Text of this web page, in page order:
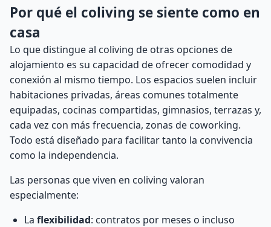
Por qué el coliving se siente como en
casa
Lo que distingue al coliving de otras opciones de
alojamiento es su capacidad de ofrecer comodidad y
conexión al mismo tiempo. Los espacios suelen incluir
habitaciones privadas, áreas comunes totalmente
equipadas, cocinas compartidas, gimnasios, terrazas y,
cada vez con más frecuencia, zonas de coworking.
Todo está diseñado para facilitar tanto la convivencia
como la independencia.
Las personas que viven en coliving valoran
especialmente:
La flexibilidad: contratos por meses o incluso